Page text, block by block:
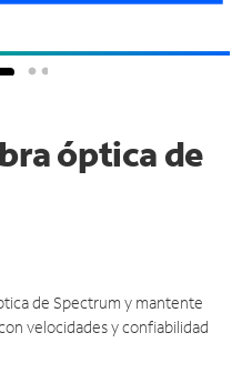
óptica de
de Spectrum y mantente
velocidades y confiabilidad